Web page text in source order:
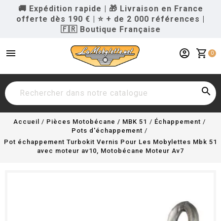
🚚 Expédition rapide | 🎁 Livraison en France
offerte dès 190 € | ⭐ + de 2 000 références |
🇫🇷 Boutique Française
menu shopping_cart 0
account_circle

Accueil Pièces Motobécane / MBK 51
Échappement
Pots d'échappement
Pot échappement Turbokit Vernis Pour Les Mobylettes Mbk 51
avec moteur av10, Motobécane Moteur Av7